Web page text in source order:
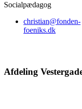
Socialpædagog
christian@fonden-
foeniks.dk
Afdeling